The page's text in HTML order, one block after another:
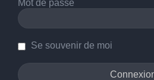
Mot de passe
Se souvenir de moi